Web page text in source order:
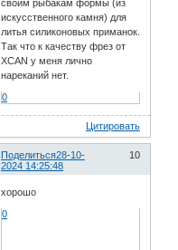
своим рыбакам формы (из
искусственного камня) для
литья силиконовых приманок.
Так что к качеству фрез от
XCAN у меня лично
нареканий нет.
0
Цитировать
Поделиться 10
28-10-
2024 14:25:48
хорошо
0